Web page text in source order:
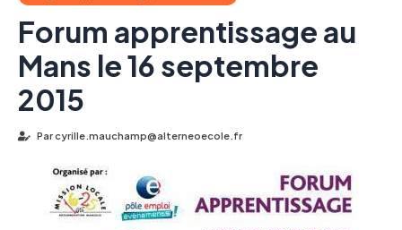
Forum apprentissage au
Mans le 16 septembre
2015
Parcyrille.mauchamp@alterneoecole.fr